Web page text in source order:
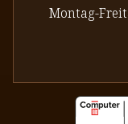
⁠Montag-